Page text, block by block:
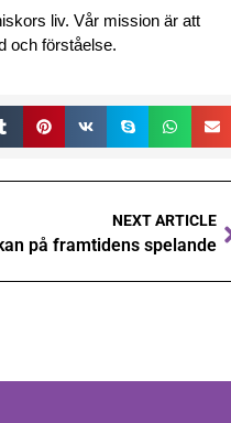
liv. Vår mission är att
och förståelse.
NEXT ARTICLE
på framtidens spelande